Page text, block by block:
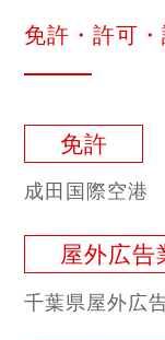
免許・許可
免許
成田国際空港
屋外広告
千葉県屋外